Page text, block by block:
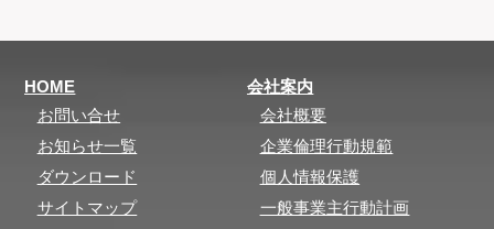
HOME
お問い合せ
お知らせ一覧
ダウンロード
サイトマップ
会社案内
会社概要
企業倫理行動規範
個人情報保護
一般事業主行動計画